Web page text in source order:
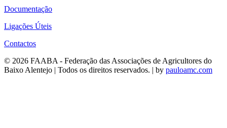
Documentação
Ligações Úteis
Contactos
© 2026 FAABA - Federação das Associações de Agricultores do
Baixo Alentejo | Todos os direitos reservados. | by pauloamc.com